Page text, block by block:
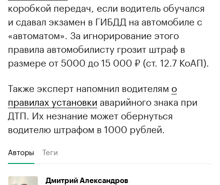
коробкой передач, если водитель обучался
и сдавал экзамен в ГИБДД на автомобиле с
«автоматом». За игнорирование этого
правила автомобилисту грозит штраф в
размере от 5000 до 15 000 ₽ (ст. 12.7 КоАП).
Также эксперт напомнил водителям о
правилах установки аварийного знака при
ДТП. Их незнание может обернуться
водителю штрафом в 1000 рублей.
Авторы Теги
Дмитрий Александров